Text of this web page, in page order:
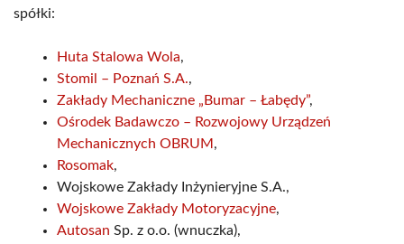
spółki:
Huta Stalowa Wola,
Stomil – Poznań S.A.,
Zakłady Mechaniczne „Bumar – Łabędy”,
Ośrodek Badawczo – Rozwojowy Urządzeń
Mechanicznych OBRUM ,
Rosomak,
Wojskowe Zakłady Inżynieryjne S.A.,
Wojskowe Zakłady Motoryzacyjne,
Autosan Sp. z o.o. (wnuczka),